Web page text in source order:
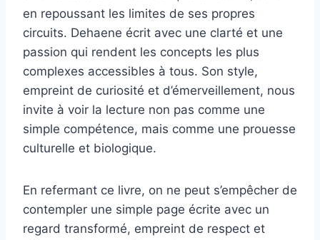
en repoussant les limites de ses propres
circuits. Dehaene écrit avec une clarté et une
passion qui rendent les concepts les plus
complexes accessibles à tous. Son style,
empreint de curiosité et d’émerveillement, nous
invite à voir la lecture non pas comme une
simple compétence, mais comme une prouesse
culturelle et biologique.
En refermant ce livre, on ne peut s’empêcher de
contempler une simple page écrite avec un
regard transformé, empreint de respect et